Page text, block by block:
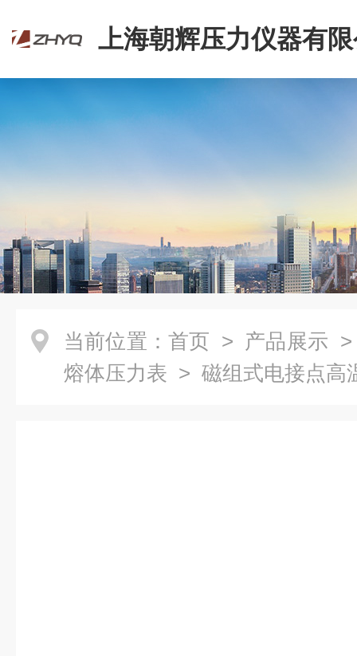
上海朝辉压力仪器有
当前位置： 首页 > 产品展示
熔体压力表 > 磁组式电接点高